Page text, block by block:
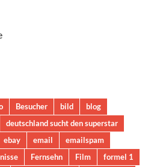
Besucher bild
blog
deutschland sucht den superstar
ebay email
emailspam
Fernsehn Film formel 1